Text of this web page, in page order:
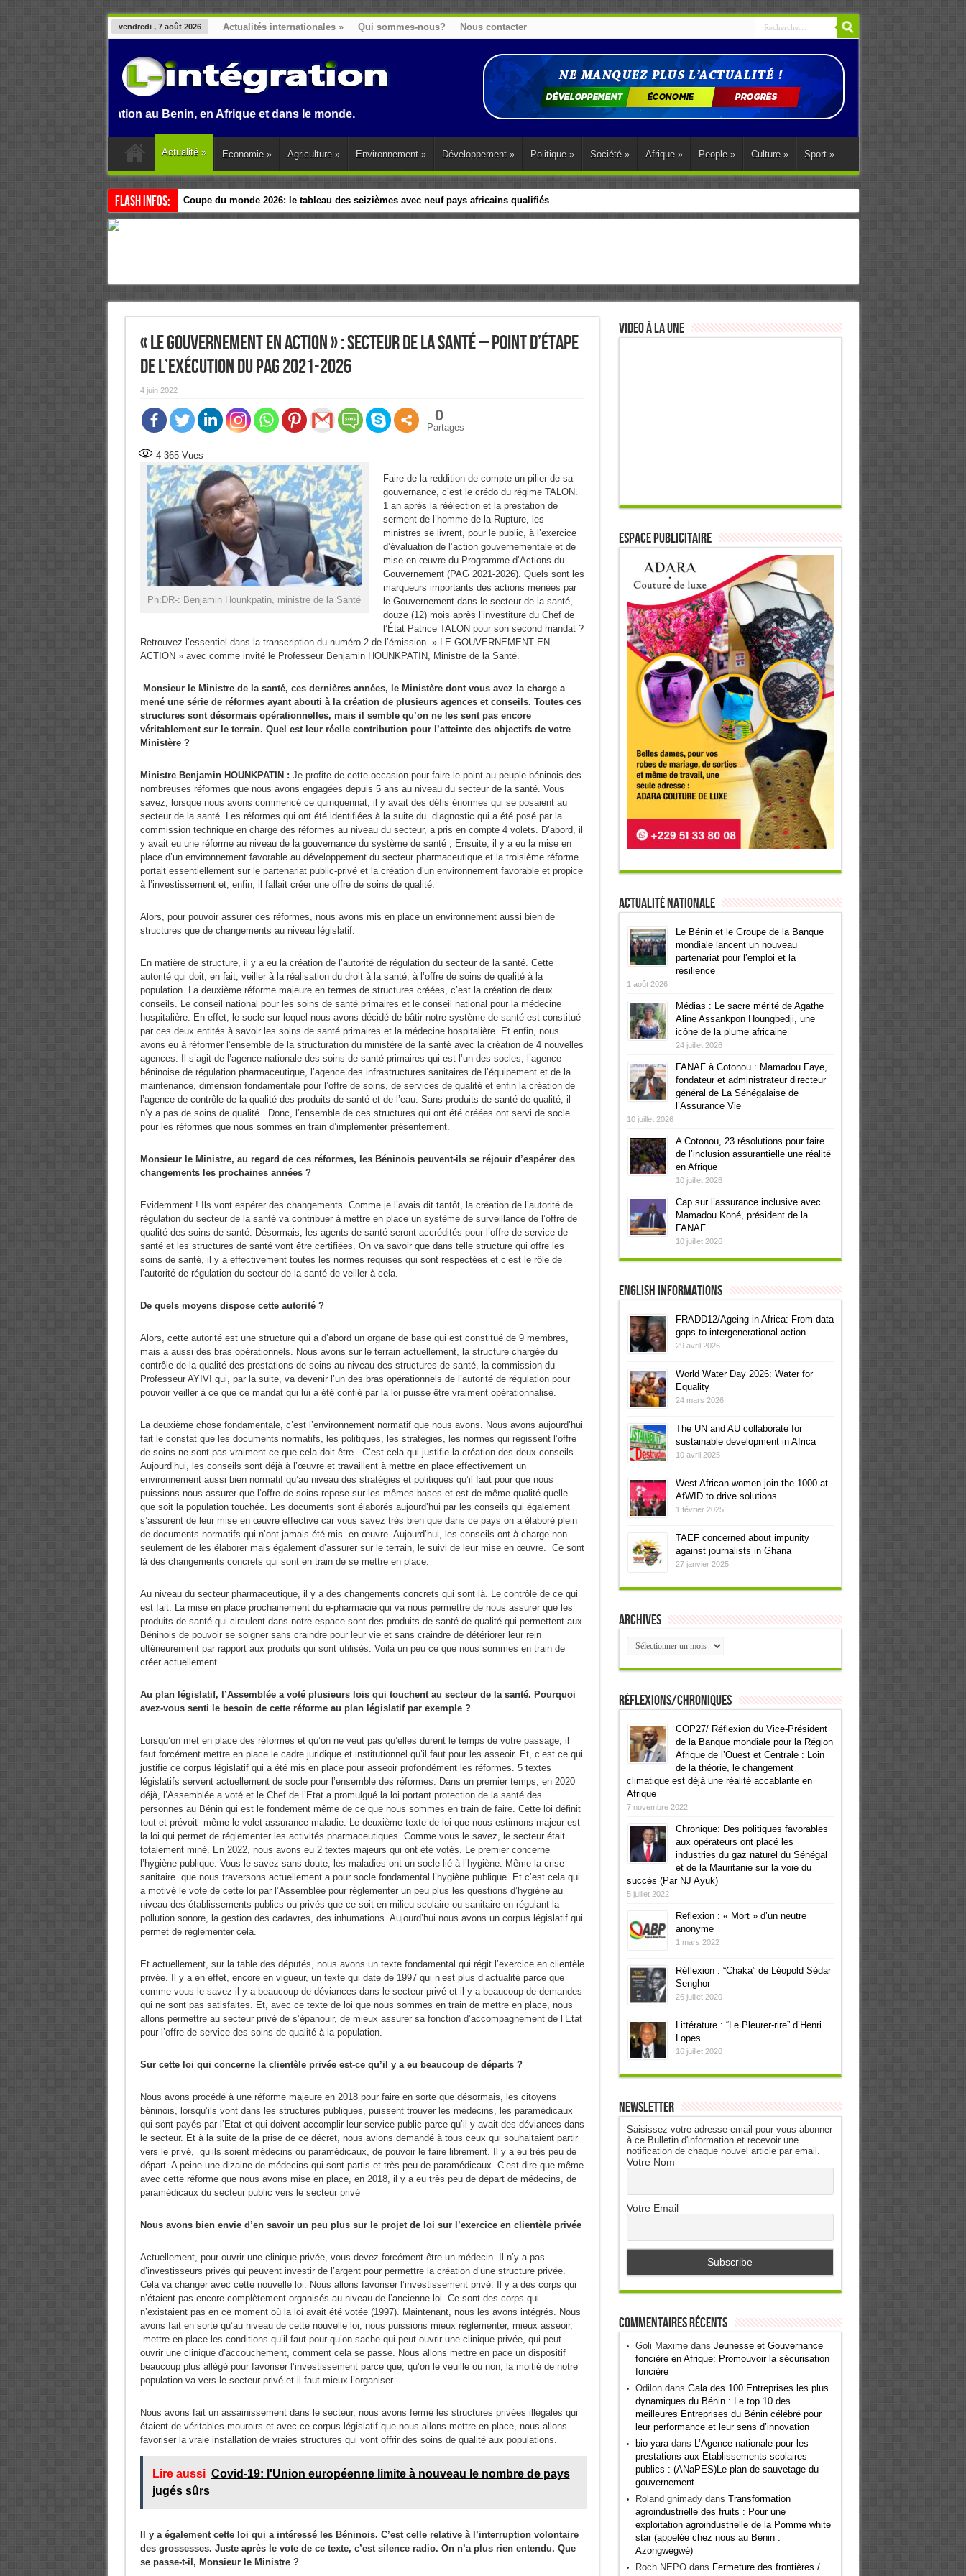
vendredi , 7 août 2026 Actualités internationales » Qui sommes-nous? Nous contacter
L'information au Benin, en Afrique et dans le monde.
Actualité » Economie » Agriculture » Environnement » Développement » Politique » Société » Afrique » People » Culture » Sport »
Flash Infos: Coupe du monde 2026: le tableau des seizièmes avec neuf pays africains qualifiés
« LE GOUVERNEMENT EN ACTION » : Secteur de la santé – Point d’étape
de l’exécution du PAG 2021-2026
4 juin 2022
0
Partages
4 365Vues
Ph:DR-: Benjamin Hounkpatin, ministre de la Santé
Faire de la reddition de compte un pilier de sa
gouvernance, c’est le crédo du régime TALON.
1 an après la réélection et la prestation de
serment de l’homme de la Rupture, les
ministres se livrent, pour le public, à l’exercice
d’évaluation de l’action gouvernementale et de
mise en œuvre du Programme d’Actions du
Gouvernement (PAG 2021-2026). Quels sont les
marqueurs importants des actions menées par
le Gouvernement dans le secteur de la santé,
douze (12) mois après l’investiture du Chef de
l’État Patrice TALON pour son second mandat ?
Retrouvez l’essentiel dans la transcription du numéro 2 de l’émission » LE GOUVERNEMENT EN
ACTION » avec comme invité le Professeur Benjamin HOUNKPATIN, Ministre de la Santé.
Monsieur le Ministre de la santé, ces dernières années, le Ministère dont vous avez la charge a
mené une série de réformes ayant abouti à la création de plusieurs agences et conseils. Toutes ces
structures sont désormais opérationnelles, mais il semble qu’on ne les sent pas encore
véritablement sur le terrain. Quel est leur réelle contribution pour l’atteinte des objectifs de votre
Ministère ?
Ministre Benjamin HOUNKPATIN : Je profite de cette occasion pour faire le point au peuple béninois des
nombreuses réformes que nous avons engagées depuis 5 ans au niveau du secteur de la santé. Vous
savez, lorsque nous avons commencé ce quinquennat, il y avait des défis énormes qui se posaient au
secteur de la santé. Les réformes qui ont été identifiées à la suite du diagnostic qui a été posé par la
commission technique en charge des réformes au niveau du secteur, a pris en compte 4 volets. D’abord, il
y avait eu une réforme au niveau de la gouvernance du système de santé ; Ensuite, il y a eu la mise en
place d’un environnement favorable au développement du secteur pharmaceutique et la troisième réforme
portait essentiellement sur le partenariat public-privé et la création d’un environnement favorable et propice
à l’investissement et, enfin, il fallait créer une offre de soins de qualité.
Alors, pour pouvoir assurer ces réformes, nous avons mis en place un environnement aussi bien de
structures que de changements au niveau législatif.
En matière de structure, il y a eu la création de l’autorité de régulation du secteur de la santé. Cette
autorité qui doit, en fait, veiller à la réalisation du droit à la santé, à l’offre de soins de qualité à la
population. La deuxième réforme majeure en termes de structures créées, c’est la création de deux
conseils. Le conseil national pour les soins de santé primaires et le conseil national pour la médecine
hospitalière. En effet, le socle sur lequel nous avons décidé de bâtir notre système de santé est constitué
par ces deux entités à savoir les soins de santé primaires et la médecine hospitalière. Et enfin, nous
avons eu à réformer l’ensemble de la structuration du ministère de la santé avec la création de 4 nouvelles
agences. Il s’agit de l’agence nationale des soins de santé primaires qui est l’un des socles, l’agence
béninoise de régulation pharmaceutique, l’agence des infrastructures sanitaires de l’équipement et de la
maintenance, dimension fondamentale pour l’offre de soins, de services de qualité et enfin la création de
l’agence de contrôle de la qualité des produits de santé et de l’eau. Sans produits de santé de qualité, il
n’y a pas de soins de qualité. Donc, l’ensemble de ces structures qui ont été créées ont servi de socle
pour les réformes que nous sommes en train d’implémenter présentement.
Monsieur le Ministre, au regard de ces réformes, les Béninois peuvent-ils se réjouir d’espérer des
changements les prochaines années ?
Evidemment ! Ils vont espérer des changements. Comme je l’avais dit tantôt, la création de l’autorité de
régulation du secteur de la santé va contribuer à mettre en place un système de surveillance de l’offre de
qualité des soins de santé. Désormais, les agents de santé seront accrédités pour l’offre de service de
santé et les structures de santé vont être certifiées. On va savoir que dans telle structure qui offre les
soins de santé, il y a effectivement toutes les normes requises qui sont respectées et c’est le rôle de
l’autorité de régulation du secteur de la santé de veiller à cela.
De quels moyens dispose cette autorité ?
Alors, cette autorité est une structure qui a d’abord un organe de base qui est constitué de 9 membres,
mais a aussi des bras opérationnels. Nous avons sur le terrain actuellement, la structure chargée du
contrôle de la qualité des prestations de soins au niveau des structures de santé, la commission du
Professeur AYIVI qui, par la suite, va devenir l’un des bras opérationnels de l’autorité de régulation pour
pouvoir veiller à ce que ce mandat qui lui a été confié par la loi puisse être vraiment opérationnalisé.
La deuxième chose fondamentale, c’est l’environnement normatif que nous avons. Nous avons aujourd’hui
fait le constat que les documents normatifs, les politiques, les stratégies, les normes qui régissent l’offre
de soins ne sont pas vraiment ce que cela doit être. C’est cela qui justifie la création des deux conseils.
Aujourd’hui, les conseils sont déjà à l’œuvre et travaillent à mettre en place effectivement un
environnement aussi bien normatif qu’au niveau des stratégies et politiques qu’il faut pour que nous
puissions nous assurer que l’offre de soins repose sur les mêmes bases et est de même qualité quelle
que soit la population touchée. Les documents sont élaborés aujourd’hui par les conseils qui également
s’assurent de leur mise en œuvre effective car vous savez très bien que dans ce pays on a élaboré plein
de documents normatifs qui n’ont jamais été mis en œuvre. Aujourd’hui, les conseils ont à charge non
seulement de les élaborer mais également d’assurer sur le terrain, le suivi de leur mise en œuvre. Ce sont
là des changements concrets qui sont en train de se mettre en place.
Au niveau du secteur pharmaceutique, il y a des changements concrets qui sont là. Le contrôle de ce qui
est fait. La mise en place prochainement du e-pharmacie qui va nous permettre de nous assurer que les
produits de santé qui circulent dans notre espace sont des produits de santé de qualité qui permettent aux
Béninois de pouvoir se soigner sans craindre pour leur vie et sans craindre de détériorer leur rein
ultérieurement par rapport aux produits qui sont utilisés. Voilà un peu ce que nous sommes en train de
créer actuellement.
Au plan législatif, l’Assemblée a voté plusieurs lois qui touchent au secteur de la santé. Pourquoi
avez-vous senti le besoin de cette réforme au plan législatif par exemple ?
Lorsqu’on met en place des réformes et qu’on ne veut pas qu’elles durent le temps de votre passage, il
faut forcément mettre en place le cadre juridique et institutionnel qu’il faut pour les asseoir. Et, c’est ce qui
justifie ce corpus législatif qui a été mis en place pour asseoir profondément les réformes. 5 textes
législatifs servent actuellement de socle pour l’ensemble des réformes. Dans un premier temps, en 2020
déjà, l’Assemblée a voté et le Chef de l’Etat a promulgué la loi portant protection de la santé des
personnes au Bénin qui est le fondement même de ce que nous sommes en train de faire. Cette loi définit
tout et prévoit même le volet assurance maladie. Le deuxième texte de loi que nous estimons majeur est
la loi qui permet de réglementer les activités pharmaceutiques. Comme vous le savez, le secteur était
totalement miné. En 2022, nous avons eu 2 textes majeurs qui ont été votés. Le premier concerne
l’hygiène publique. Vous le savez sans doute, les maladies ont un socle lié à l’hygiène. Même la crise
sanitaire que nous traversons actuellement a pour socle fondamental l’hygiène publique. Et c’est cela qui
a motivé le vote de cette loi par l’Assemblée pour réglementer un peu plus les questions d’hygiène au
niveau des établissements publics ou privés que ce soit en milieu scolaire ou sanitaire en régulant la
pollution sonore, la gestion des cadavres, des inhumations. Aujourd’hui nous avons un corpus législatif qui
permet de réglementer cela.
Et actuellement, sur la table des députés, nous avons un texte fondamental qui régit l’exercice en clientèle
privée. Il y a en effet, encore en vigueur, un texte qui date de 1997 qui n’est plus d’actualité parce que
comme vous le savez il y a beaucoup de déviances dans le secteur privé et il y a beaucoup de demandes
qui ne sont pas satisfaites. Et, avec ce texte de loi que nous sommes en train de mettre en place, nous
allons permettre au secteur privé de s’épanouir, de mieux assurer sa fonction d’accompagnement de l’Etat
pour l’offre de service des soins de qualité à la population.
Sur cette loi qui concerne la clientèle privée est-ce qu’il y a eu beaucoup de départs ?
Nous avons procédé à une réforme majeure en 2018 pour faire en sorte que désormais, les citoyens
béninois, lorsqu’ils vont dans les structures publiques, puissent trouver les médecins, les paramédicaux
qui sont payés par l’Etat et qui doivent accomplir leur service public parce qu’il y avait des déviances dans
le secteur. Et à la suite de la prise de ce décret, nous avions demandé à tous ceux qui souhaitaient partir
vers le privé, qu’ils soient médecins ou paramédicaux, de pouvoir le faire librement. Il y a eu très peu de
départ. A peine une dizaine de médecins qui sont partis et très peu de paramédicaux. C’est dire que même
avec cette réforme que nous avons mise en place, en 2018, il y a eu très peu de départ de médecins, de
paramédicaux du secteur public vers le secteur privé
Nous avons bien envie d’en savoir un peu plus sur le projet de loi sur l’exercice en clientèle privée
Actuellement, pour ouvrir une clinique privée, vous devez forcément être un médecin. Il n’y a pas
d’investisseurs privés qui peuvent investir de l’argent pour permettre la création d’une structure privée.
Cela va changer avec cette nouvelle loi. Nous allons favoriser l’investissement privé. Il y a des corps qui
n’étaient pas encore complètement organisés au niveau de l’ancienne loi. Ce sont des corps qui
n’existaient pas en ce moment où la loi avait été votée (1997). Maintenant, nous les avons intégrés. Nous
avons fait en sorte qu’au niveau de cette nouvelle loi, nous puissions mieux réglementer, mieux asseoir,
mettre en place les conditions qu’il faut pour qu’on sache qui peut ouvrir une clinique privée, qui peut
ouvrir une clinique d’accouchement, comment cela se passe. Nous allons mettre en pace un dispositif
beaucoup plus allégé pour favoriser l’investissement parce que, qu’on le veuille ou non, la moitié de notre
population va vers le secteur privé et il faut mieux l’organiser.
Nous avons fait un assainissement dans le secteur, nous avons fermé les structures privées illégales qui
étaient de véritables mouroirs et avec ce corpus législatif que nous allons mettre en place, nous allons
favoriser la vraie installation de vraies structures qui vont offrir des soins de qualité aux populations.
Lire aussi Covid-19: l'Union européenne limite à nouveau le nombre de pays
jugés sûrs
Il y a également cette loi qui a intéressé les Béninois. C’est celle relative à l’interruption volontaire
des grossesses. Juste après le vote de ce texte, c’est silence radio. On n’a plus rien entendu. Que
se passe-t-il, Monsieur le Ministre ?
Video à la Une
ESPACE PUBLICITAIRE
Actualité Nationale
Le Bénin et le Groupe de la Banque
mondiale lancent un nouveau
partenariat pour l’emploi et la
résilience
1 août 2026
Médias : Le sacre mérité de Agathe
Aline Assankpon Houngbedji, une
icône de la plume africaine
24 juillet 2026
FANAF à Cotonou : Mamadou Faye,
fondateur et administrateur directeur
général de La Sénégalaise de
l’Assurance Vie
10 juillet 2026
A Cotonou, 23 résolutions pour faire
de l’inclusion assurantielle une réalité
en Afrique
10 juillet 2026
Cap sur l’assurance inclusive avec
Mamadou Koné, président de la
FANAF
10 juillet 2026
English informations
FRADD12/Ageing in Africa: From data
gaps to intergenerational action
29 avril 2026
World Water Day 2026: Water for
Equality
24 mars 2026
The UN and AU collaborate for
sustainable development in Africa
10 avril 2025
West African women join the 1000 at
AfWID to drive solutions
1 février 2025
TAEF concerned about impunity
against journalists in Ghana
27 janvier 2025
Archives
Archives
Réflexions/Chroniques
COP27/ Réflexion du Vice-Président
de la Banque mondiale pour la Région
Afrique de l’Ouest et Centrale : Loin
de la théorie, le changement
climatique est déjà une réalité accablante en
Afrique
7 novembre 2022
Chronique: Des politiques favorables
aux opérateurs ont placé les
industries du gaz naturel du Sénégal
et de la Mauritanie sur la voie du
succès (Par NJ Ayuk)
5 juillet 2022
Reflexion : « Mort » d’un neutre
anonyme
1 mars 2022
Réflexion : “Chaka” de Léopold Sédar
Senghor
26 juillet 2020
Littérature : “Le Pleurer-rire” d’Henri
Lopes
16 juillet 2020
Newsletter
Saisissez votre adresse email pour vous abonner
à ce Bulletin d'information et recevoir une
notification de chaque nouvel article par email.
Votre Nom
Votre Email
Commentaires récents
Goli Maximedans Jeunesse et Gouvernance
foncière en Afrique: Promouvoir la sécurisation
foncière
Odilondans Gala des 100 Entreprises les plus
dynamiques du Bénin : Le top 10 des
meilleures Entreprises du Bénin célébré pour
leur performance et leur sens d’innovation
bio yaradans L’Agence nationale pour les
prestations aux Etablissements scolaires
publics : (ANaPES)Le plan de sauvetage du
gouvernement
Roland gnimadydans Transformation
agroindustrielle des fruits : Pour une
exploitation agroindustrielle de la Pomme white
star (appelée chez nous au Bénin :
Azongwégwé)
Roch NEPOdans Fermeture des frontières /